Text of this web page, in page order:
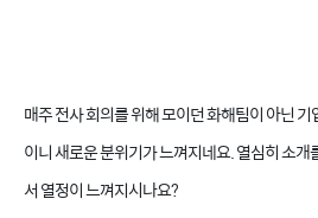
매주 전사 회의를 위해 모이던 화해팀이 아닌
이니 새로운 분위기가 느껴지네요. 열심히 소
서 열정이 느껴지시나요?